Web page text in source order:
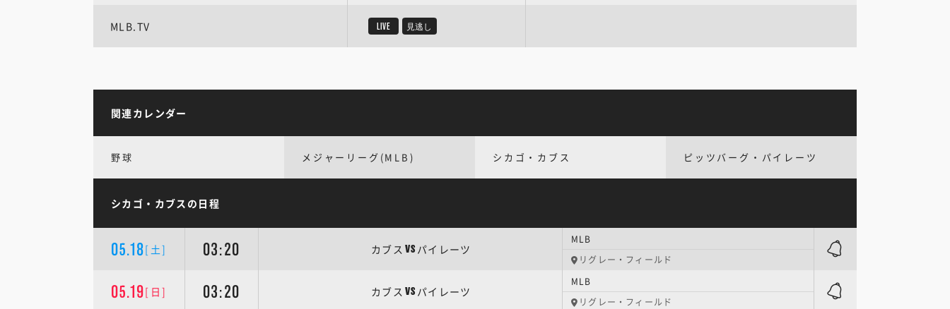
MLB.TV LIVE 見逃し
関連カレンダー
野球 メジャーリーグ(MLB) シカゴ・カブス ピッツバーグ・パイレーツ
シカゴ・カブスの日程
05.18[土] 03:20 カブス VS パイレーツ
MLB
リグレー・フィールド
05.19[日] 03:20 カブス VS パイレーツ
MLB
リグレー・フィールド